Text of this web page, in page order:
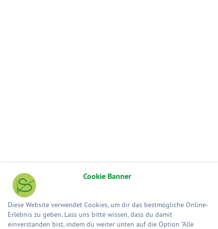
Cookie Banner
Diese Website verwendet Cookies, um dir das bestmögliche Online-
Erlebnis zu geben. Lass uns bitte wissen, dass du damit
einverstanden bist, indem du weiter unten auf die Option "Alle